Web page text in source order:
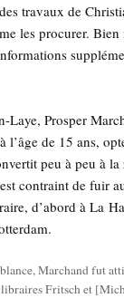
tra­vaux de
les pro­cu­rer. Bien
Laye, Pros­per
l’âge de 15 ans,
peu à peu à
contraint de fuir
d’a­bord à La
Mar­chand fut
Fritsch et